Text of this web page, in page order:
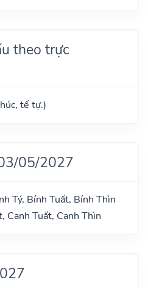
theo trực
tế tự.)
05/2027
Tý, Bính Tuất, Bính Thìn
Canh Tuất, Canh Thìn